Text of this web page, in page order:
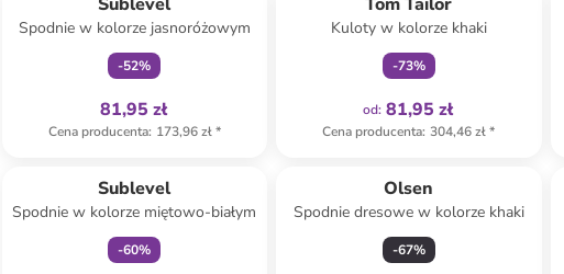
Spodnie w kolorze jasnoróżowym
-52%
81,95 zł
Cena producenta: 173,96 zł*
Kuloty w kolorze khaki
-73%
od: 81,95 zł
Cena producenta: 304,46 zł*
Sublevel
Spodnie w kolorze miętowo-białym
-60%
Olsen
Spodnie dresowe w kolorze khaki
-67%